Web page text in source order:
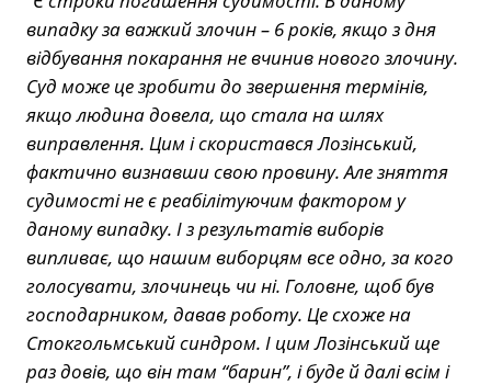
випадку за важкий злочин – 6 років, якщо з дня
відбування покарання не вчинив нового злочину.
Суд може це зробити до звершення термінів,
якщо людина довела, що стала на шлях
виправлення. Цим і скористався Лозінський,
фактично визнавши свою провину. Але зняття
судимості не є реабілітуючим фактором у
даному випадку. І з результатів виборів
випливає, що нашим виборцям все одно, за кого
голосувати, злочинець чи ні. Головне, щоб був
господарником, давав роботу. Це схоже на
Стокгольмський синдром. І цим Лозінський ще
раз довів, що він там “барин”, і буде й далі всім і